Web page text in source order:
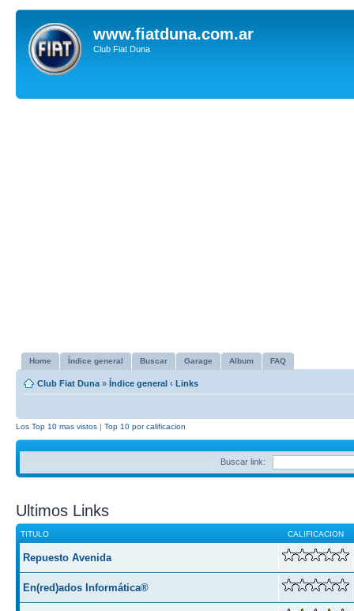
www.fiatduna.com.ar
Club Fiat Duna
Home Índice general Buscar Garage Album FAQ
Club Fiat Duna » Índice general ‹ Links
Los Top 10 mas vistos | Top 10 por calificacion
Buscar link:
Ultimos Links
TITULO CALIFICACION
Repuesto Avenida
En(red)ados Informática®